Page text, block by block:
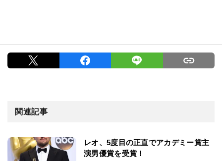
関連記事
レオ、5度目の正直でアカデミー賞主
演男優賞を受賞！